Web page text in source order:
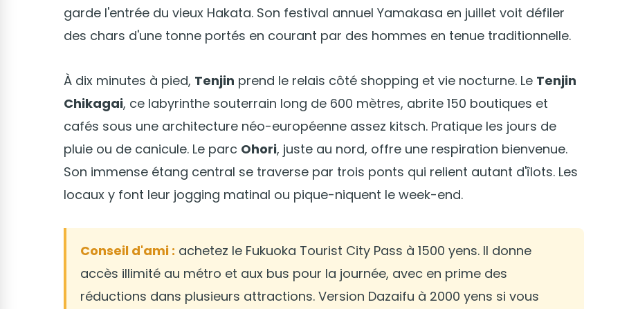
garde l'entrée du vieux Hakata. Son festival annuel Yamakasa en juillet voit défiler
des chars d'une tonne portés en courant par des hommes en tenue traditionnelle.
À dix minutes à pied, Tenjin prend le relais côté shopping et vie nocturne. Le Tenjin
Chikagai, ce labyrinthe souterrain long de 600 mètres, abrite 150 boutiques et
cafés sous une architecture néo-européenne assez kitsch. Pratique les jours de
pluie ou de canicule. Le parc Ohori, juste au nord, offre une respiration bienvenue.
Son immense étang central se traverse par trois ponts qui relient autant d'îlots. Les
locaux y font leur jogging matinal ou pique-niquent le week-end.
Conseil d'ami : achetez le Fukuoka Tourist City Pass à 1500 yens. Il donne
accès illimité au métro et aux bus pour la journée, avec en prime des
réductions dans plusieurs attractions. Version Dazaifu à 2000 yens si vous